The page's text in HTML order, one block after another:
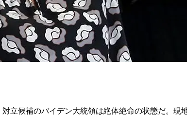
候補のバイデン大統領は絶体絶命の状態だ。現